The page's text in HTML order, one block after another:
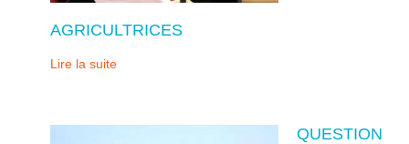
AGRICULTRICES
Lire la suite
QUESTION